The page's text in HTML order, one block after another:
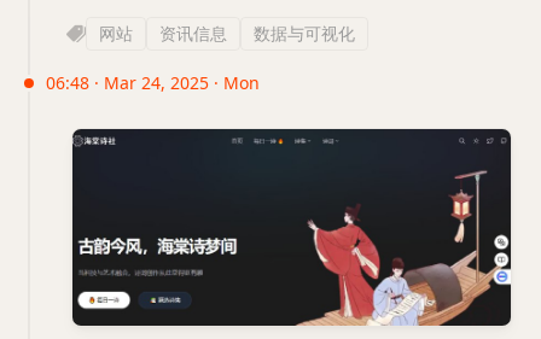
网站 资讯信息 数据与可视化
06:48 · Mar 24, 2025 · Mon